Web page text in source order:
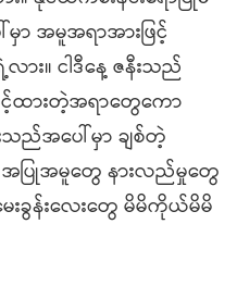
ာ အမူအရာအားဖြင့်
း။ ငါဒီနေ့ ဇနီးသည်
င့်ထားတဲ့အရာတွေကော
သည်အပေါ်မှာ ချစ်တဲ့
ပြုအမူတွေ နားလည်မှုတွေ
းခွန်းလေးတွေ မိမိကိုယ်မိမိ